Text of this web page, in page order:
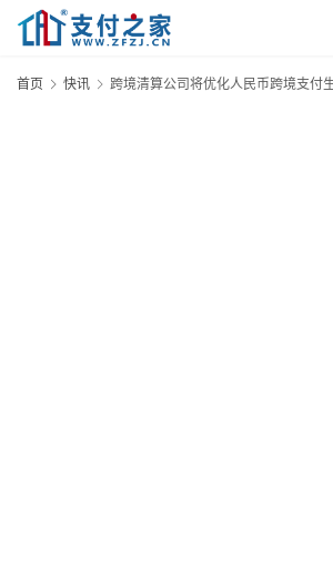
首页 快讯 跨境清算公司将优化人民币跨境支付